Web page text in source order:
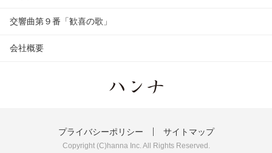
交響曲第９番「歓喜の歌」
会社概要
プライバシーポリシー サイトマップ
Copyright (C)hanna Inc. All Rights Reserved.